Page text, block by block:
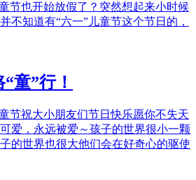
节也开始放假了？突然想起来小时候
不知道有“六一”儿童节这个节日的，
童”行！
节祝大小朋友们节日快乐愿你不失天
爱，永远被爱～孩子的世界很小一颗
的世界也很大他们会在好奇心的驱使